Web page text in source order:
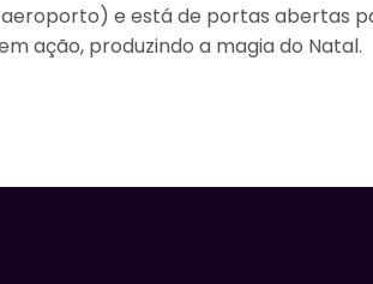
e está de portas abertas
ação, produzindo a magia do Natal.